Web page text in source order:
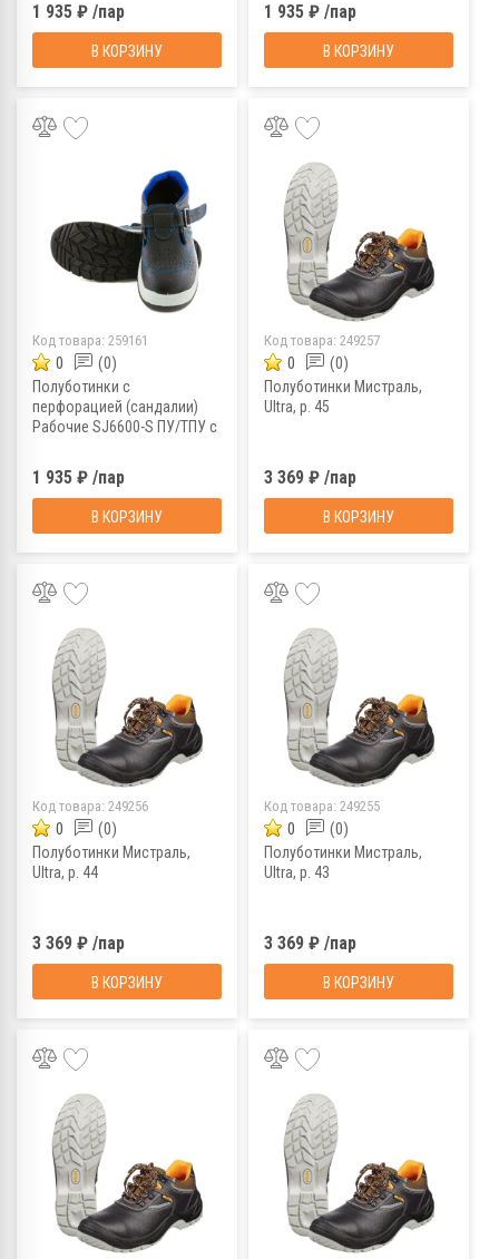
1 935 ₽ /пар
В КОРЗИНУ
1 935 ₽ /пар
В КОРЗИНУ
Код товара: 259161
0 (0)
Полуботинки с
перфорацией (сандалии)
Рабочие SJ6600-S ПУ/ТПУ с
1 935 ₽ /пар
В КОРЗИНУ
Код товара: 249257
0 (0)
Полуботинки Мистраль,
Ultra, р. 45
3 369 ₽ /пар
В КОРЗИНУ
Код товара: 249256
0 (0)
Полуботинки Мистраль,
Ultra, р. 44
3 369 ₽ /пар
В КОРЗИНУ
Код товара: 249255
0 (0)
Полуботинки Мистраль,
Ultra, р. 43
3 369 ₽ /пар
В КОРЗИНУ